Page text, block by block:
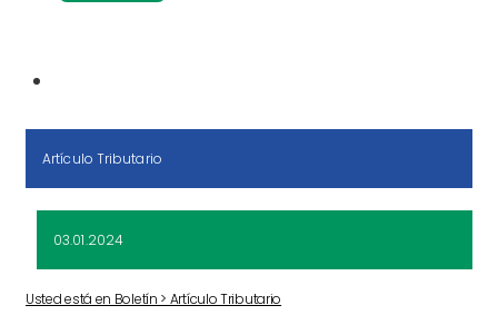
Artículo Tributario
03.01.2024
Usted está en Boletín > Artículo Tributario